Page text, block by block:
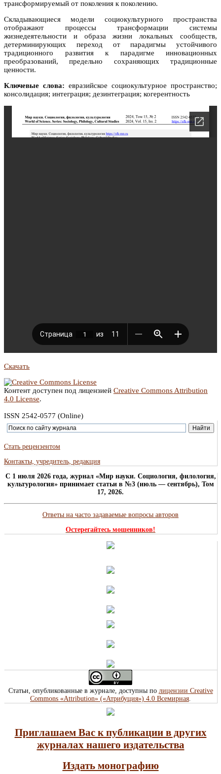
трансформируемый от поколения к поколению.
Складывающиеся модели социокультурного пространства
отображают процессы трансформации системы
жизнедеятельности и образа жизни локальных сообществ,
детерминирующих переход от парадигмы устойчивого
традиционного развития к парадигме инновационных
преобразований, предельно сохраняющих традиционные
ценности.
Ключевые слова: евразийское социокультурное пространство;
консолидация; интеграция; дезинтеграция; когерентность
Скачать
Контент доступен под лицензией Creative Commons Attribution
4.0 License.
ISSN 2542-0577 (Online)
Стать рецензентом
Контакты, учредитель, редакция
C 1 июля 2026 года, журнал «Мир науки. Социология, филология,
культурология» принимает статьи в №3 (июль — сентябрь), Том
17, 2026.
Ответы на часто задаваемые вопросы авторов
Остерегайтесь мошенников!
Статьи, опубликованные в журнале, доступны по лицензии Creative
Commons «Attribution» («Атрибуция») 4.0 Всемирная.
Приглашаем Вас к публикации в других
журналах нашего издательства
Издать монографию